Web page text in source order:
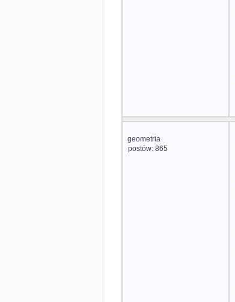
geometria
postów: 865